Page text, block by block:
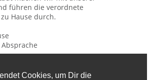
Cookies, um Dir die
führen die verordnete
Hause durch.